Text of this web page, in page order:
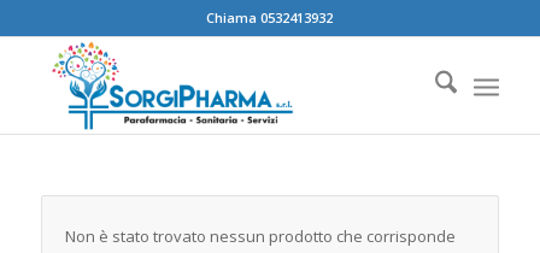
Chiama 0532413932
Non è stato trovato nessun prodotto che corrisponde